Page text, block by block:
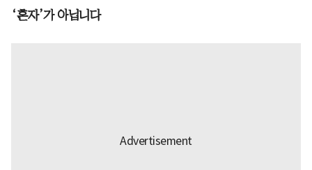
‘혼자’가 아닙니다